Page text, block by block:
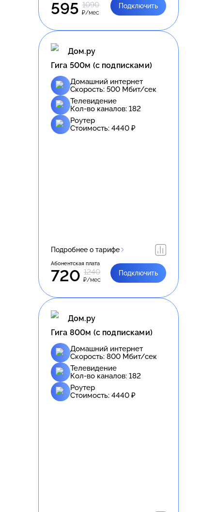
595 1090
₽/мес
Подключить
Дом.ру
Гига 500м (с подписками)
Домашний интернет
Скорость: 500 Мбит/сек
Телевидение
Кол-во каналов: 182
Роутер
Стоимость: 4440 ₽
Подробнее о тарифе
Абонентская плата
720 1240
₽/мес
Подключить
Дом.ру
Гига 800м (с подписками)
Домашний интернет
Скорость: 800 Мбит/сек
Телевидение
Кол-во каналов: 182
Роутер
Стоимость: 4440 ₽